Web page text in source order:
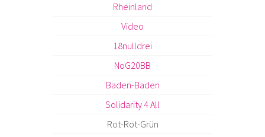
Rheinland
Video
18nulldrei
NoG20BB
Baden-Baden
Solidarity 4 All
Rot-Rot-Grün